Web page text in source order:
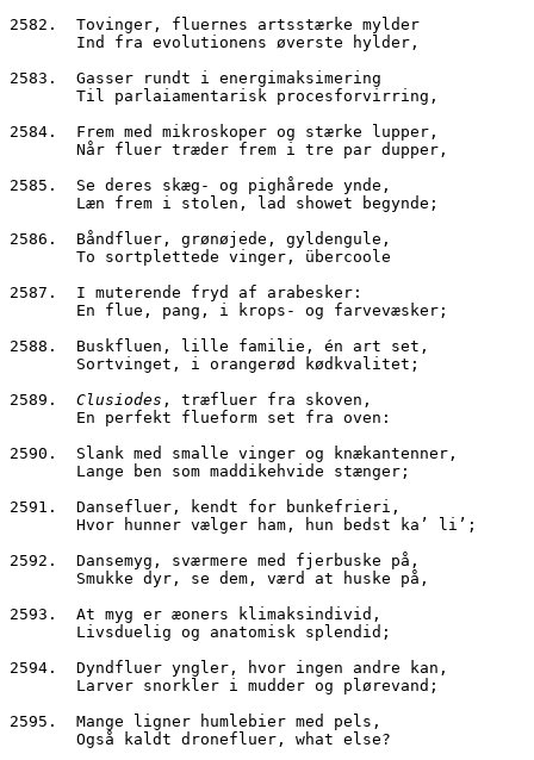
2582.  Tovinger, fluernes artsstærke mylder
       Ind fra evolutionens øverste hylder,
2583.  Gasser rundt i energimaksimering
       Til parlaiamentarisk procesforvirring,
2584.  Frem med mikroskoper og stærke lupper,
       Når fluer træder frem i tre par dupper,
2585.  Se deres skæg- og pighårede ynde,
       Læn frem i stolen, lad showet begynde;
2586.  Båndfluer, grønøjede, gyldengule,
       To sortplettede vinger, übercoole
2587.  I muterende fryd af arabesker:
       En flue, pang, i krops- og farvevæsker;
2588.  Buskfluen, lille familie, én art set,
       Sortvinget, i orangerød kødkvalitet;
2589. Clusiodes , træfluer fra skoven,
       En perfekt flueform set fra oven:
2590.  Slank med smalle vinger og knækantenner,
       Lange ben som maddikehvide stænger;
2591.  Dansefluer, kendt for bunkefrieri,
       Hvor hunner vælger ham, hun bedst ka’ li’;
2592.  Dansemyg, sværmere med fjerbuske på,
       Smukke dyr, se dem, værd at huske på,
2593.  At myg er æoners klimaksindivid,
       Livsduelig og anatomisk splendid;
2594.  Dyndfluer yngler, hvor ingen andre kan,
       Larver snorkler i mudder og plørevand;
2595.  Mange ligner humlebier med pels,
       Også kaldt dronefluer, what else?